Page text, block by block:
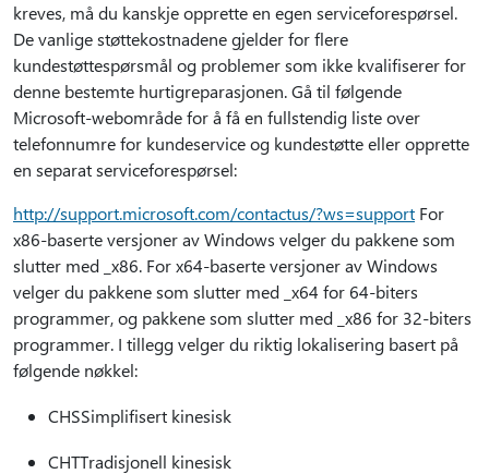
kreves, må du kanskje opprette en egen serviceforespørsel.
De vanlige støttekostnadene gjelder for flere
kundestøttespørsmål og problemer som ikke kvalifiserer for
denne bestemte hurtigreparasjonen. Gå til følgende
Microsoft-webområde for å få en fullstendig liste over
telefonnumre for kundeservice og kundestøtte eller opprette
en separat serviceforespørsel:
http://support.microsoft.com/contactus/?ws=support For
x86-baserte versjoner av Windows velger du pakkene som
slutter med _x86. For x64-baserte versjoner av Windows
velger du pakkene som slutter med _x64 for 64-biters
programmer, og pakkene som slutter med _x86 for 32-biters
programmer. I tillegg velger du riktig lokalisering basert på
følgende nøkkel:
CHSSimplifisert kinesisk
CHTTradisjonell kinesisk